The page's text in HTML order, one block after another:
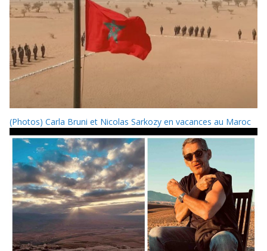
(Photos) Carla Bruni et Nicolas Sarkozy en vacances au Maroc